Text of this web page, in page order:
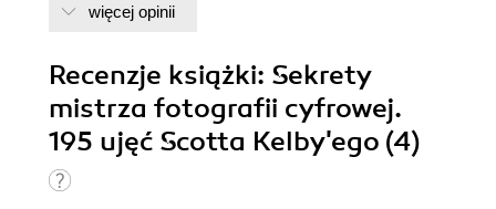
więcej opinii
Recenzje książki: Sekrety
mistrza fotografii cyfrowej.
195 ujęć Scotta Kelby'ego (4)